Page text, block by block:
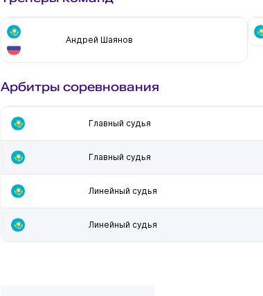
Андрей Шаянов
Арбитры соревнования
Главный судья
Главный судья
Линейный судья
Линейный судья